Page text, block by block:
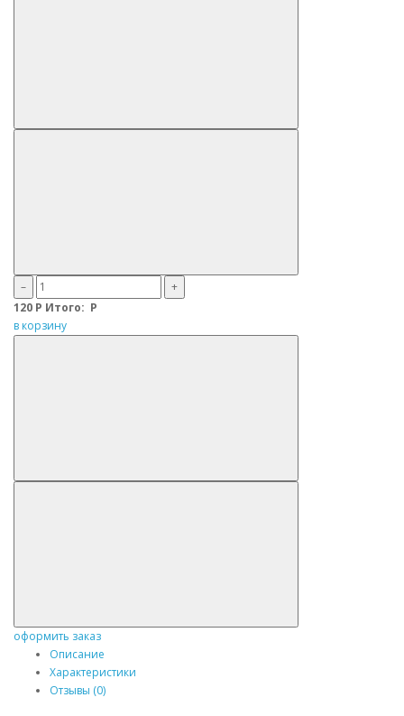
–
+
120 Р Итого: Р
в корзину
оформить заказ
Описание
Характеристики
Отзывы (0)